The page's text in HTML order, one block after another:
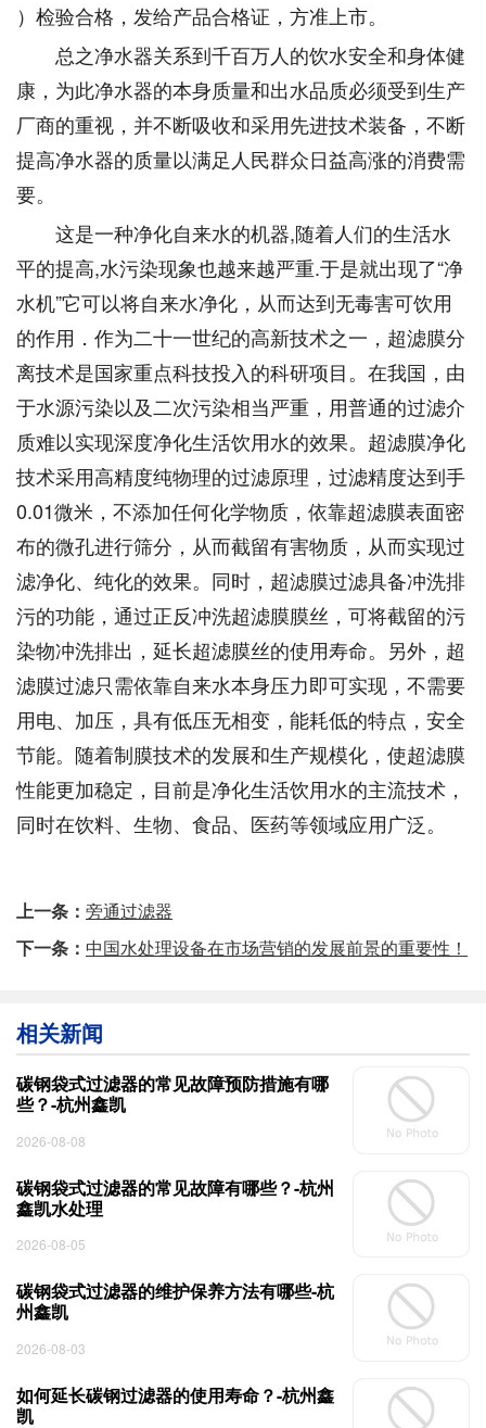
）检验合格，发给产品合格证，方准上市。
总之净水器关系到千百万人的饮水安全和身体健
康，为此净水器的本身质量和出水品质必须受到生产
厂商的重视，并不断吸收和采用先进技术装备，不断
提高净水器的质量以满足人民群众日益高涨的消费需
要。
这是一种净化自来水的机器,随着人们的生活水
平的提高,水污染现象也越来越严重.于是就出现了“净
水机”它可以将自来水净化，从而达到无毒害可饮用
的作用．作为二十一世纪的高新技术之一，超滤膜分
离技术是国家重点科技投入的科研项目。在我国，由
于水源污染以及二次污染相当严重，用普通的过滤介
质难以实现深度净化生活饮用水的效果。超滤膜净化
技术采用高精度纯物理的过滤原理，过滤精度达到手
0.01微米，不添加任何化学物质，依靠超滤膜表面密
布的微孔进行筛分，从而截留有害物质，从而实现过
滤净化、纯化的效果。同时，超滤膜过滤具备冲洗排
污的功能，通过正反冲洗超滤膜膜丝，可将截留的污
染物冲洗排出，延长超滤膜丝的使用寿命。另外，超
滤膜过滤只需依靠自来水本身压力即可实现，不需要
用电、加压，具有低压无相变，能耗低的特点，安全
节能。随着制膜技术的发展和生产规模化，使超滤膜
性能更加稳定，目前是净化生活饮用水的主流技术，
同时在饮料、生物、食品、医药等领域应用广泛。
上一条： 旁通过滤器
下一条： 中国水处理设备在市场营销的发展前景的重要性！
相关新闻
碳钢袋式过滤器的常见故障预防措施有哪
些？-杭州鑫凯
2026-08-08
碳钢袋式过滤器的常见故障有哪些？-杭州
鑫凯水处理
2026-08-05
碳钢袋式过滤器的维护保养方法有哪些-杭
州鑫凯
2026-08-03
如何延长碳钢过滤器的使用寿命？-杭州鑫
凯